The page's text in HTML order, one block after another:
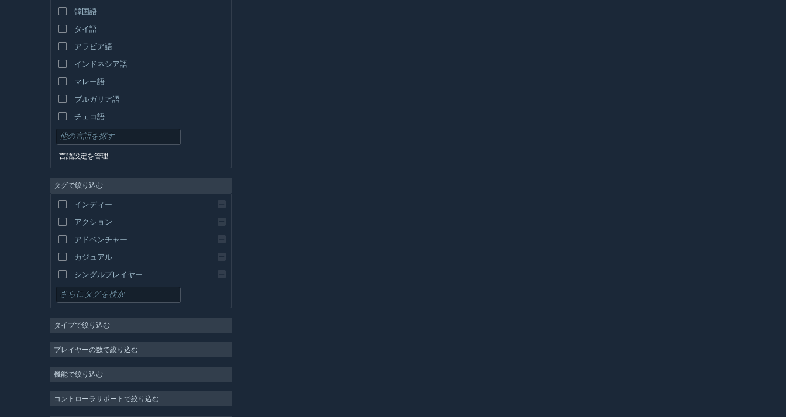
韓国語
タイ語
アラビア語
インドネシア語
マレー語
ブルガリア語
チェコ語
デンマーク語
ドイツ語
スペイン語 - スペイン
スペイン語－ラテンアメリカ
ギリシャ語
言語設定を管理
タグで絞り込む
インディー
アクション
アドベンチャー
カジュアル
シングルプレイヤー
シミュレーション
ストラテジー
3D
無料プレイ
タイプで絞り込む
プレイヤーの数で絞り込む
機能で絞り込む
コントローラサポートで絞り込む